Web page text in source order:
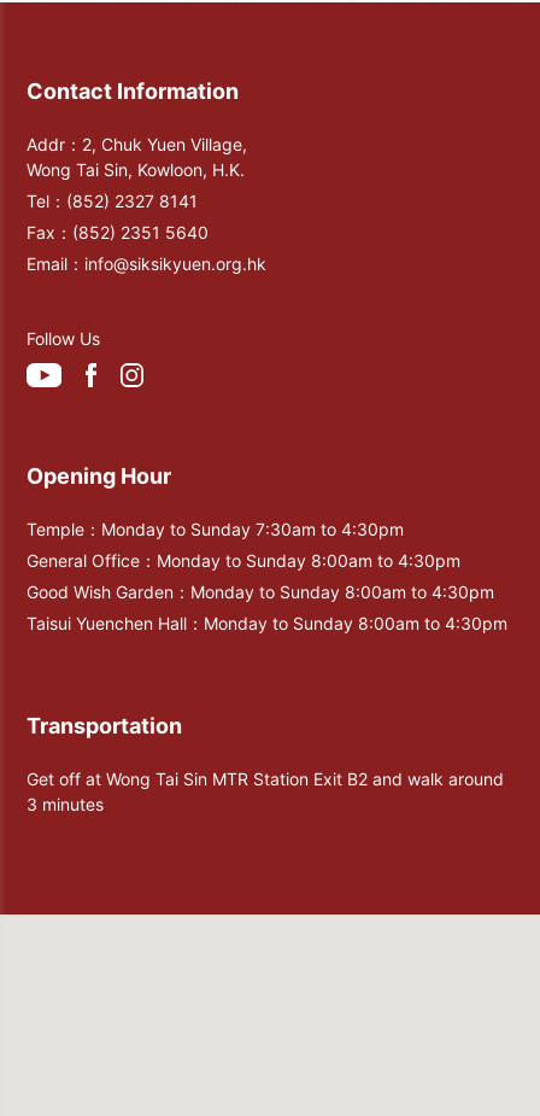
Contact Information
Addr：2, Chuk Yuen Village,
Wong Tai Sin, Kowloon, H.K.
Tel： (852) 2327 8141
Fax： (852) 2351 5640
Email： info@siksikyuen.org.hk
Follow Us
Opening Hour
Temple：Monday to Sunday 7:30am to 4:30pm
General Office：Monday to Sunday 8:00am to 4:30pm
Good Wish Garden：Monday to Sunday 8:00am to 4:30pm
Taisui Yuenchen Hall：Monday to Sunday 8:00am to 4:30pm
Transportation
Get off at Wong Tai Sin MTR Station Exit B2 and walk around
3 minutes